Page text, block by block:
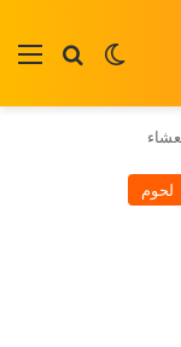
بحثالوضع
لحوم